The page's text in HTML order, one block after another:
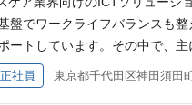
盤でワークライフバランスも
ートしています。その中で、
の推進、及び関連システムの
■契約管理実施、顧客や委託先
正社員 東京都千代田区神田須田